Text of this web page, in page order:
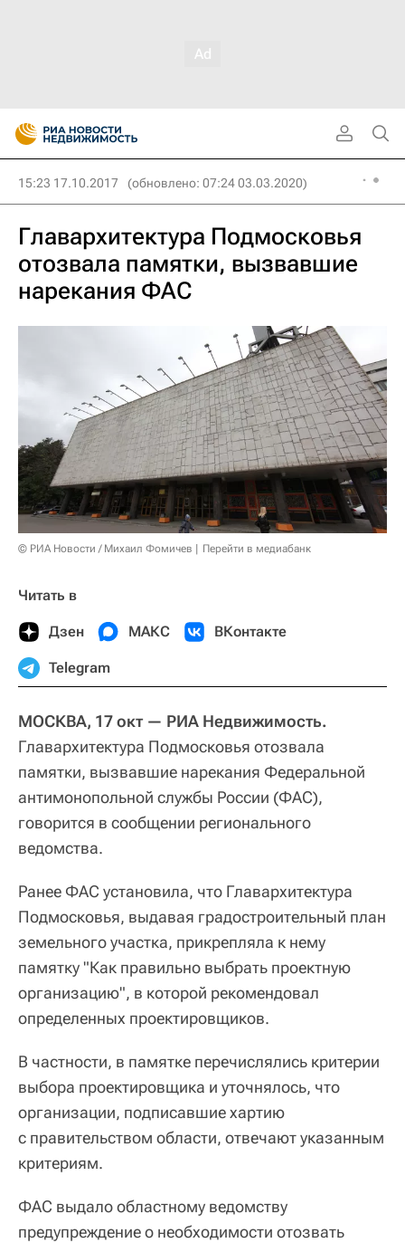
15:23 17.10.2017 (обновлено: 07:24 03.03.2020)
Главархитектура Подмосковья
отозвала памятки, вызвавшие
нарекания ФАС
© РИА Новости / Михаил Фомичев Перейти в медиабанк
Читать в
Дзен МАКС ВКонтакте
Telegram
МОСКВА, 17 окт — РИА Недвижимость.
Главархитектура Подмосковья отозвала
памятки, вызвавшие нарекания Федеральной
антимонопольной службы России (ФАС),
говорится в сообщении регионального
ведомства.
Ранее ФАС установила, что Главархитектура
Подмосковья, выдавая градостроительный план
земельного участка, прикрепляла к нему
памятку "Как правильно выбрать проектную
организацию", в которой рекомендовал
определенных проектировщиков.
В частности, в памятке перечислялись критерии
выбора проектировщика и уточнялось, что
организации, подписавшие хартию
с правительством области, отвечают указанным
критериям.
ФАС выдало областному ведомству
предупреждение о необходимости отозвать